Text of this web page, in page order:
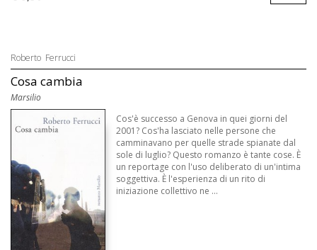
Roberto Ferrucci
Cosa cambia
Marsilio
Cos'è successo a Genova in quei giorni del
2001? Cos'ha lasciato nelle persone che
camminavano per quelle strade spianate dal
sole di luglio? Questo romanzo è tante cose. È
un reportage con l'uso deliberato di un'intima
soggettiva. È l'esperienza di un rito di
iniziazione collettivo ne ...